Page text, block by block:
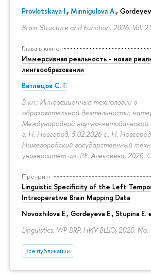
Provlotskaya I., Minnigulova A.,
Brain Structure and Function. 2026. Vol.
Глава в книге
Иммерсивная реальность - новая
лингвообразовании
Ватлецов С. Г.
В кн.: Инновационные технологии в
образовательной деятельности:
Международной научно-методической
г. Н. Новгород, 5.02.2026 г.. Н.
Нижегородский государственный
университет им. Р.Е. Алексеева, 2026.
Препринт
Linguistic Specificity of the Left
Intraoperative Brain Mapping Data
Novozhilova E., Gordeyeva E., Stupina E.
Linguistics. WP BRP. НИУ ВШЭ, 2020.
Все публикации